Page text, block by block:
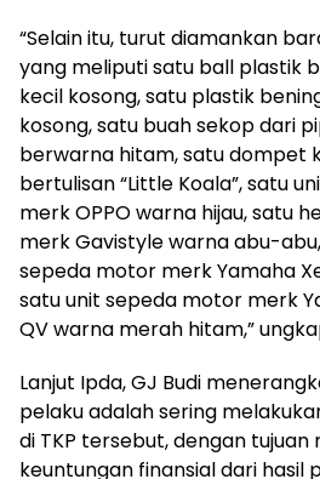
“Selain itu, turut diamankan
yang meliputi satu ball plastik
kecil kosong, satu plastik
kosong, satu buah sekop dari
berwarna hitam, satu dompet
bertulisan “Little Koala”, satu
merk OPPO warna hijau, satu
merk Gavistyle warna abu-
sepeda motor merk Yamaha
satu unit sepeda motor merk
QV warna merah hitam,”
Lanjut Ipda, GJ Budi
pelaku adalah sering
di TKP tersebut, dengan
keuntungan finansial dari hasil